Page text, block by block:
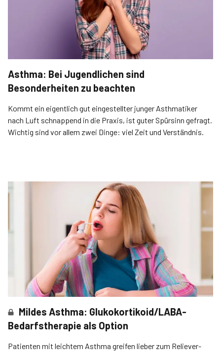
Asthma: Bei Jugendlichen sind
Besonderheiten zu beachten
Kommt ein eigentlich gut eingestellter junger Asthmatiker
nach Luft schnappend in die Praxis, ist guter Spürsinn gefragt.
Wichtig sind vor allem zwei Dinge: viel Zeit und Verständnis.
Mildes Asthma: Glukokortikoid/LABA-
Bedarfstherapie als Option
Patienten mit leichtem Asthma greifen lieber zum Reliever-